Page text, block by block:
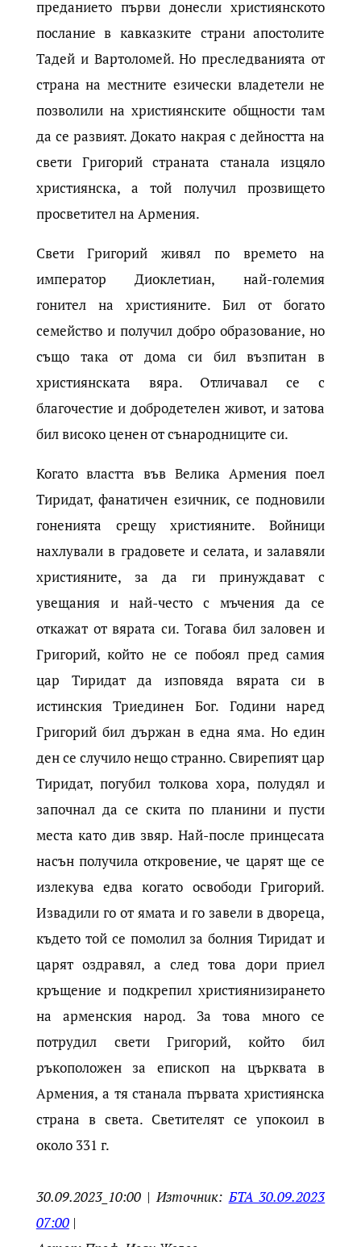
преданието първи донесли християнското
послание в кавказките страни апостолите
Тадей и Вартоломей. Но преследванията от
страна на местните езически владетели не
позволили на християнските общности там
да се развият. Докато накрая с дейността на
свети Григорий страната станала изцяло
християнска, а той получил прозвището
просветител на Армения.
Свети Григорий живял по времето на
император Диоклетиан, най-големия
гонител на християните. Бил от богато
семейство и получил добро образование, но
също така от дома си бил възпитан в
християнската вяра. Отличавал се с
благочестие и добродетелен живот, и затова
бил високо ценен от сънародниците си.
Когато властта във Велика Армения поел
Тиридат, фанатичен езичник, се подновили
гоненията срещу християните. Войници
нахлували в градовете и селата, и залавяли
християните, за да ги принуждават с
увещания и най-често с мъчения да се
откажат от вярата си. Тогава бил заловен и
Григорий, който не се побоял пред самия
цар Тиридат да изповяда вярата си в
истинския Триединен Бог. Години наред
Григорий бил държан в една яма. Но един
ден се случило нещо странно. Свирепият цар
Тиридат, погубил толкова хора, полудял и
започнал да се скита по планини и пусти
места като див звяр. Най-после принцесата
насън получила откровение, че царят ще се
излекува едва когато освободи Григорий.
Извадили го от ямата и го завели в двореца,
където той се помолил за болния Тиридат и
царят оздравял, а след това дори приел
кръщение и подкрепил християнизирането
на арменския народ. За това много се
потрудил свети Григорий, който бил
ръкоположен за епископ на църквата в
Армения, а тя станала първата християнска
страна в света. Светителят се упокоил в
около 331 г.
30.09.2023_10:00 | Източник:БТА 30.09.2023
07:00|